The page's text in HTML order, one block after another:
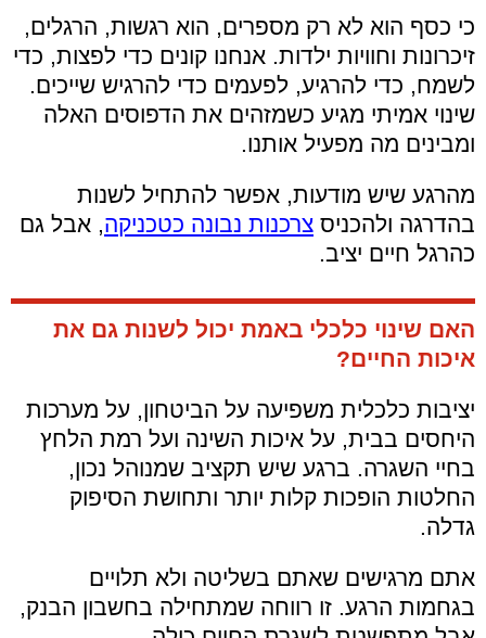
כי כסף הוא לא רק מספרים, הוא רגשות, הרגלים,
זיכרונות וחוויות ילדות. אנחנו קונים כדי לפצות, כדי
לשמח, כדי להרגיע, לפעמים כדי להרגיש שייכים.
שינוי אמיתי מגיע כשמזהים את הדפוסים האלה
ומבינים מה מפעיל אותנו.
מהרגע שיש מודעות, אפשר להתחיל לשנות
בהדרגה ולהכניס צרכנות נבונה כטכניקה, אבל גם
כהרגל חיים יציב.
האם שינוי כלכלי באמת יכול לשנות גם את
איכות החיים?
יציבות כלכלית משפיעה על הביטחון, על מערכות
היחסים בבית, על איכות השינה ועל רמת הלחץ
בחיי השגרה. ברגע שיש תקציב שמנוהל נכון,
החלטות הופכות קלות יותר ותחושת הסיפוק
גדלה.
אתם מרגישים שאתם בשליטה ולא תלויים
בגחמות הרגע. זו רווחה שמתחילה בחשבון הבנק,